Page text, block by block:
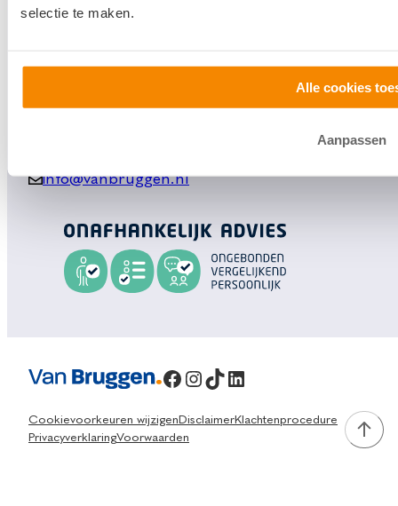
selectie te maken.
Alle cookies
Aanpassen
info@vanbruggen.nl
Facebook
Instagram
TikTok
LinkedIn
Cookievoorkeuren wijzigen DisclaimerKlachtenprocedure
PrivacyverklaringVoorwaarden